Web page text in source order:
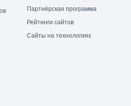
Партнёрская программа
Рейтинги сайтов
Сайты на технологиях